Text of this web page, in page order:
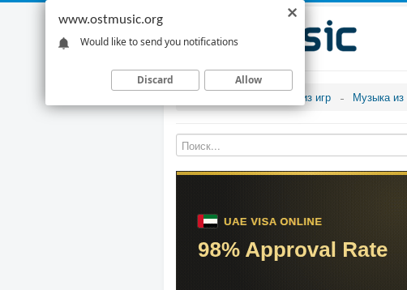
Музыка из игр Музыка
www.ostmusic.org
Would like to send you notifications
Discard Allow